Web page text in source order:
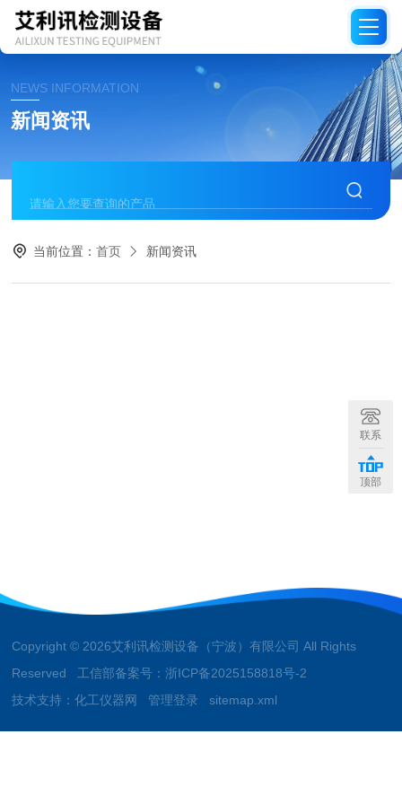
NEWS INFORMATION
新闻资讯
当前位置：首页 新闻资讯
Copyright © 2026艾利讯检测设备（宁波）有限公司 All Rights
Reserved 工信部备案号：浙ICP备2025158818号-2
技术支持：化工仪器网 管理登录 sitemap.xml
联系
顶部